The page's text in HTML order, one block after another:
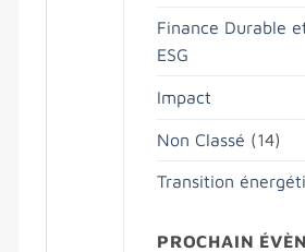
Finance Durable
ESG
Impact
Non Classé (14)
Transition
PROCHAIN